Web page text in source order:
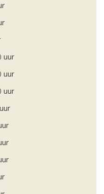
uur
uur
uur